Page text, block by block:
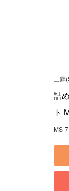
三輝
詰
ト
MS-7